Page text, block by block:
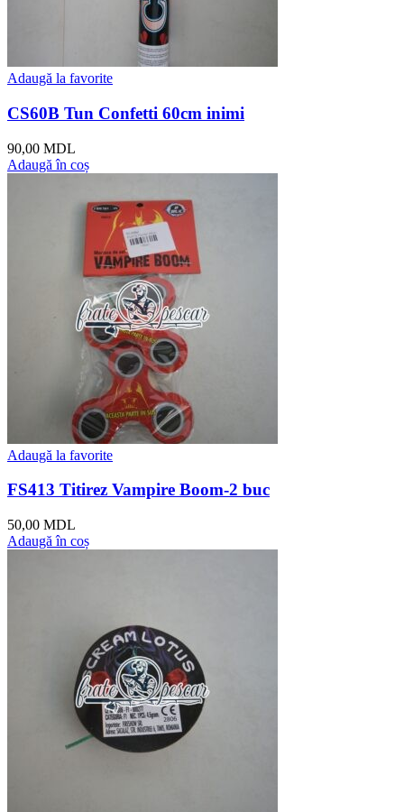
Adaugă la favorite
CS60B Tun Confetti 60cm inimi
90,00 MDL
Adaugă în coș
Adaugă la favorite
FS413 Titirez Vampire Boom-2 buc
50,00 MDL
Adaugă în coș